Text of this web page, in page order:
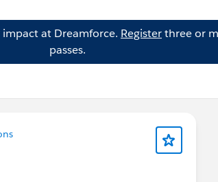
at Dreamforce. Registerthree or
passes.